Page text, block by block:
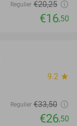
Regulier €20,25
€16,50
9.2 star
Regulier €33,50
€26,50